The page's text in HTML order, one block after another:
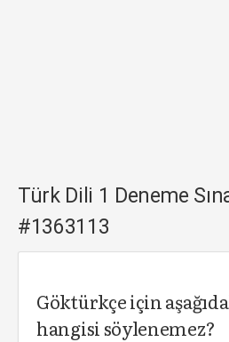
Türk Dili 1 Deneme
#1363113
Göktürkçe için
hangisi söylenemez?